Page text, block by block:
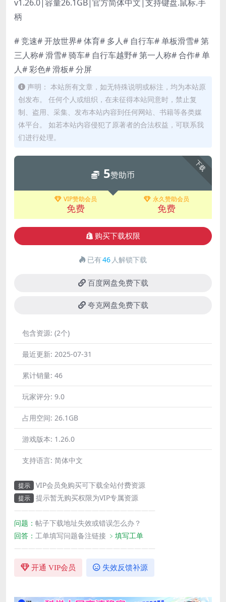
v1.26.0|容量26.1GB|官方简体中文|支持键盘.鼠标.手
柄
# 竞速# 开放世界# 体育# 多人# 自行车# 单板滑雪# 第
三人称# 滑雪# 骑车# 自行车越野# 第一人称# 合作# 单
人# 彩色# 滑板# 分屏
声明： 本站所有文章，如无特殊说明或标注，均为本站原
创发布。 任何个人或组织，在未征得本站同意时，禁止复
制、盗用、采集、发布本站内容到任何网站、书籍等各类媒
体平台。 如若本站内容侵犯了原著者的合法权益，可联系我
们进行处理。
下载
5赞助币
VIP赞助会员
免费
永久赞助会员
免费
购买下载权限
已有46 人解锁下载
百度网盘免费下载
夸克网盘免费下载
包含资源: (2个)
最近更新: 2025-07-31
累计销量: 46
玩家评分: 9.0
占用空间: 26.1GB
游戏版本: 1.26.0
支持语言: 简体中文
提示 VIP会员免购买可下载全站付费资源
提示
提示暂无购买权限为VIP专属资源
————————————————————
问题： 帖子下载地址失效或错误怎么办？
回答： 工单填写问题备注链接 ﹥填写工单
————————————————————
开通 VIP会员 失效反馈补源